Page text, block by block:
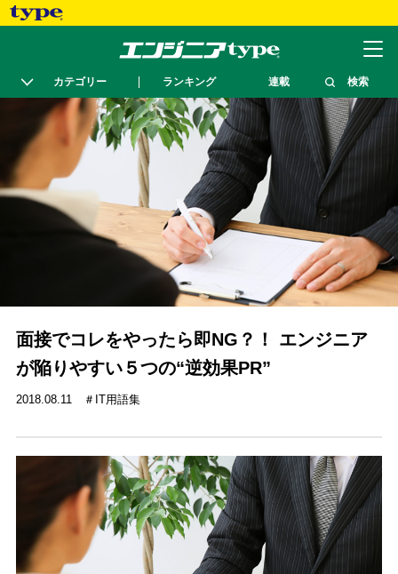
カテゴリー ランキング 連載 検索
面接でコレをやったら即NG？！ エンジニア
が陥りやすい５つの“逆効果PR”
2018.08.11 IT用語集